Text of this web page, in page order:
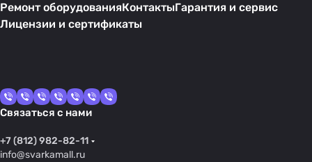
Ремонт оборудованияКонтактыГарантия и сервис
Лицензии и сертификаты
Связаться с нами
+7 (812) 982-82-11
info@svarkamall.ru